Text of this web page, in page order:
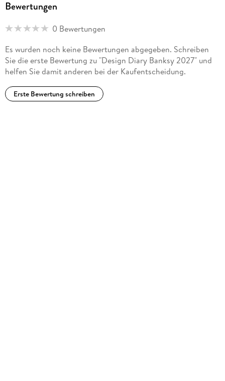
Bewertungen
0 Bewertungen
Es wurden noch keine Bewertungen abgegeben. Schreiben
Sie die erste Bewertung zu "Design Diary Banksy 2027" und
helfen Sie damit anderen bei der Kaufentscheidung.
Erste Bewertung schreiben